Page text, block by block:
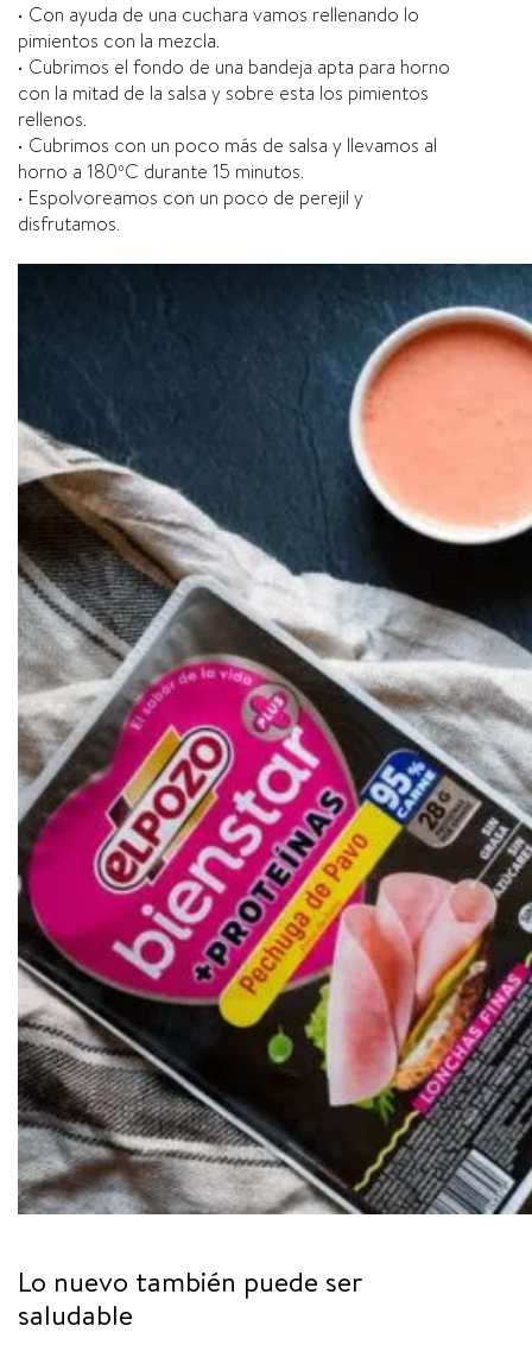
• Con ayuda de una cuchara vamos rellenando lo
pimientos con la mezcla.
• Cubrimos el fondo de una bandeja apta para horno
con la mitad de la salsa y sobre esta los pimientos
rellenos.
• Cubrimos con un poco más de salsa y llevamos al
horno a 180ºC durante 15 minutos.
• Espolvoreamos con un poco de perejil y
disfrutamos.
Lo nuevo también puede ser
saludable